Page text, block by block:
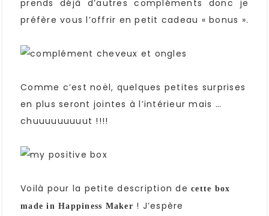
prends déjà d’autres compléments donc je
préfère vous l’offrir en petit cadeau « bonus ».
Comme c’est noël, quelques petites surprises
en plus seront jointes à l’intérieur mais …
chuuuuuuuuut !!!!
Voilà pour la petite description de cette box
made in Happiness Maker ! J’espère